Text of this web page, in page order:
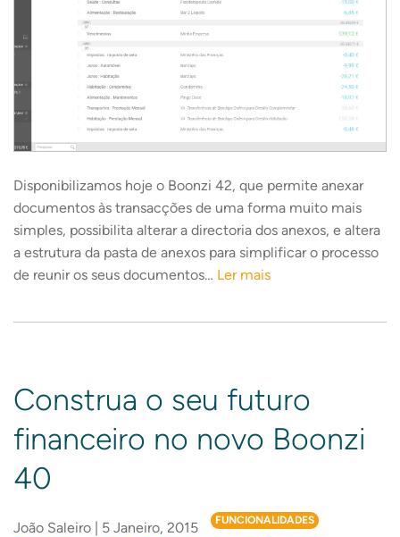
Disponibilizamos hoje o Boonzi 42, que permite anexar
documentos às transacções de uma forma muito mais
simples, possibilita alterar a directoria dos anexos, e altera
a estrutura da pasta de anexos para simplificar o processo
de reunir os seus documentos… Ler mais
Construa o seu futuro
financeiro no novo Boonzi
40
João Saleiro | 5 Janeiro, 2015 FUNCIONALIDADES